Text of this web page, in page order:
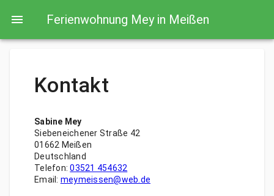
Ferienwohnung Mey in Meißen
Kontakt
Sabine Mey
Siebeneichener Straße 42
01662 Meißen
Deutschland
Telefon:03521 454632
Email: meymeissen@web.de